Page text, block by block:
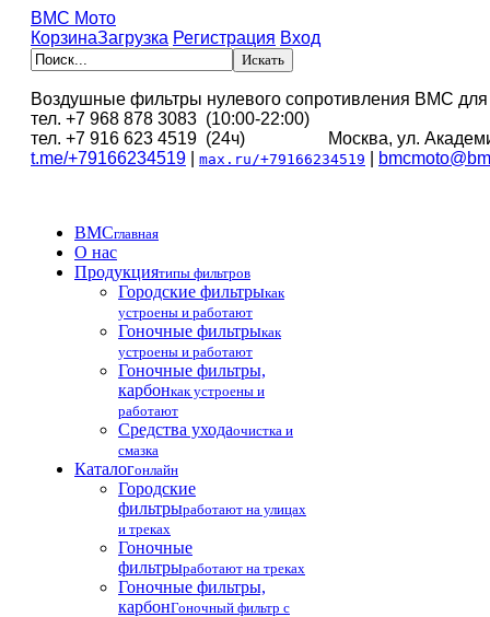
BMC Мото
КорзинаЗагрузка Регистрация Вход
Воздушные фильтры нулевого сопротивления BMC
тел. +7 968 878 3083 (10:00-22:00)
тел. +7 916 623 4519 (24ч) Москва, ул.
t.me/+79166234519
max.ru/+79166234519
BMCглавная
О нас
Продукциятипы фильтров
Городские фильтрыкак
устроены и работают
Гоночные фильтрыкак
устроены и работают
Гоночные фильтры,
карбонкак устроены и
работают
Средства уходаочистка и
смазка
Каталогонлайн
Городские
фильтрыработают на улицах
и треках
Гоночные
фильтрыработают на треках
Гоночные фильтры,
карбонГоночный фильтр с